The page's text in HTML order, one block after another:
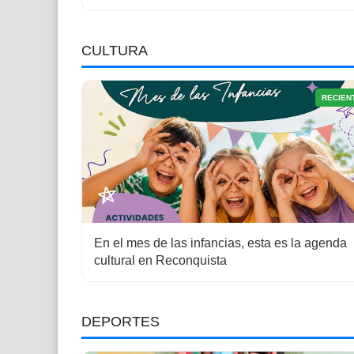
CULTURA
En el mes de las infancias, esta es la agenda
cultural en Reconquista
DEPORTES